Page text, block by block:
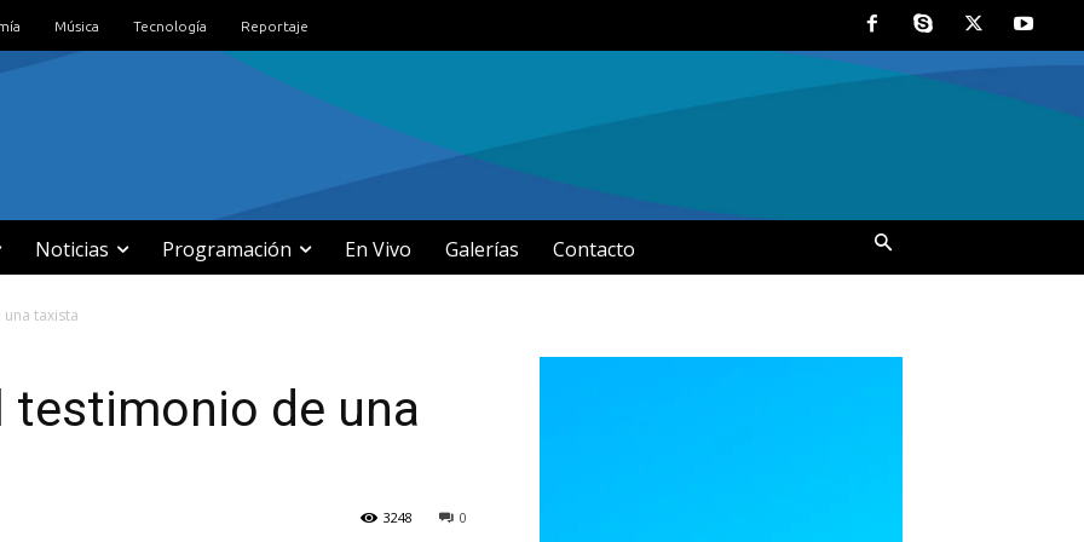
Música Tecnología Reportaje
Noticias Programación En Vivo Galerías Contacto
taxista
testimonio de una
0
3248